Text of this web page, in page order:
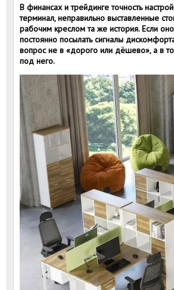
В финансах и трейдинге точность
терминал, неправильно выставленные
рабочим креслом та же история. Если
постоянно посылать сигналы
вопрос не в «дорого или дёшево», а в
под него.